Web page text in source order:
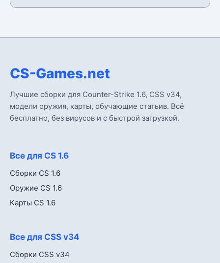
CS-Games.net
Лучшие сборки для Counter-Strike 1.6, CSS v34,
модели оружия, карты, обучающие статьив. Всё
бесплатно, без вирусов и с быстрой загрузкой.
Все для CS 1.6
Сборки CS 1.6
Оружие CS 1.6
Карты CS 1.6
Все для CSS v34
Сборки CSS v34